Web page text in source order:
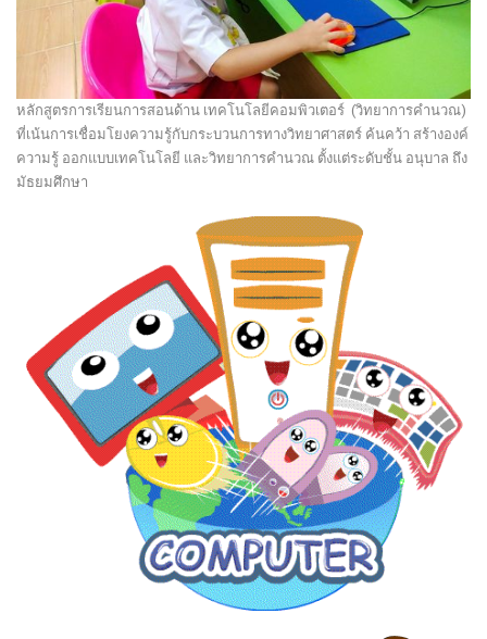
หลักสูตรการเรียนการสอนด้าน เทคโนโลยีคอมพิวเตอร์ (วิทยาการคำนวณ)
ที่เน้นการเชื่อมโยงความรู้กับกระบวนการทางวิทยาศาสตร์ ค้นคว้า สร้างองค์
ความรู้ ออกแบบเทคโนโลยี และวิทยาการคำนวณ ตั้งแต่ระดับชั้น อนุบาล ถึง
มัธยมศึกษา